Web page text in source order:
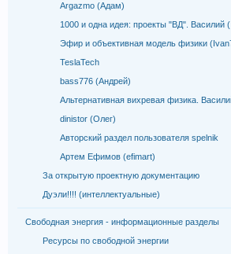
Argazmo (Адам)
1000 и одна идея: проекты "ВД". Василий
Эфир и объективная модель физики
TeslaTech
bass776 (Андрей)
Альтернативная вихревая физика.
dinistor (Олег)
Авторский раздел пользователя spelnik
Артем Ефимов (efimart)
За открытую проектную документацию
Дуэли!!!! (интеллектуальные)
Свободная энергия - информационные разделы
Ресурсы по свободной энергии